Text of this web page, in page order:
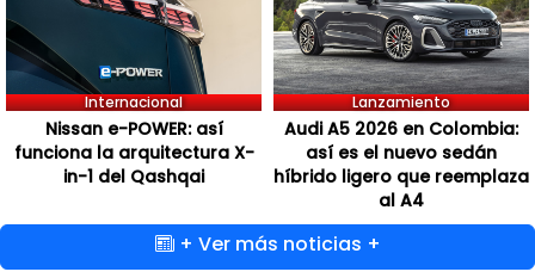
Internacional
Nissan e-POWER: así
funciona la arquitectura X-
in-1 del Qashqai
Lanzamiento
Audi A5 2026 en Colombia:
así es el nuevo sedán
híbrido ligero que reemplaza
al A4
+ Ver más noticias +